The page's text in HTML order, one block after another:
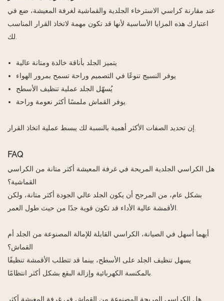
عند مقارنة كراسي الاسترخاء الجلدية والقماشية لغرفة المعيشة، ضع في
اعتبارك هذه المزايا الأساسية لأنها قد تكون مهمة لاتخاذ القرار المناسب
يتميز الجلد بأناقة خالدة ومتانة عالية
يوفر النسيج تنوعًا في التصميم وراحة تسمح بمرور الهواء
يُسهّل الجلد عملية تنظيف الأسطح
FAQ
هل الكراسي الجلدية المريحة في غرفة المعيشة أكثر متانة من الكراسي
القماشية؟
بشكل عام، من المرجح أن يكون الجلد عالي الجودة أكثر متانة، ولكن
أيهما أسهل في الصيانة، الكراسي القابلة للإمالة المصنوعة من الجلد أم
القماش؟
يسهل تنظيف الجلد على الأسطح، بينما قد تتطلب الأقمشة تنظيفًا
هل الكراسي المريحة المصنوعة من القماش في غرفة المعيشة أكثر